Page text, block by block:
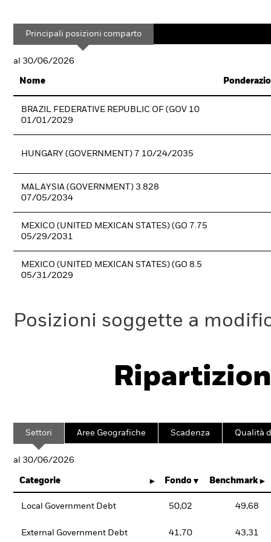
Principali posizioni comparto
al 30/06/2026
Nome
BRAZIL FEDERATIVE REPUBLIC OF (GOV 10
01/01/2029
HUNGARY (GOVERNMENT) 7 10/24/2035
MALAYSIA (GOVERNMENT) 3.828
07/05/2034
MEXICO (UNITED MEXICAN STATES) (GO 7.75
05/29/2031
MEXICO (UNITED MEXICAN STATES) (GO 8.5
05/31/2029
Posizioni soggette a
Settori Aree Geografiche Scadenza Qualità
al 30/06/2026
Categorie Fondo Benchmark
Local Government Debt 50,02 49,68
External Government Debt 41,70 43,31